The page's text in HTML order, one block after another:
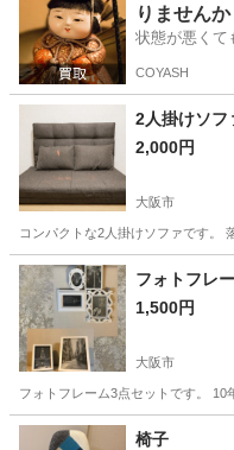
りませんか
状態が悪くて
COYASH
2人掛けソフ
2,000円
大阪市
コンパクトな2人掛けソファです。
大阪 大阪市 ソファ
フォトフレ
1,500円
大阪市
フォトフレーム3点セットです。
大阪 大阪市 インテリア雑
椅子